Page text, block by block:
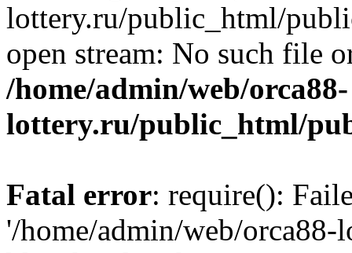
lottery.ru/public_html/
open stream: No such file
/home/admin/web/orca88-
lottery.ru/public_html/
Fatal error: require():
'/home/admin/web/